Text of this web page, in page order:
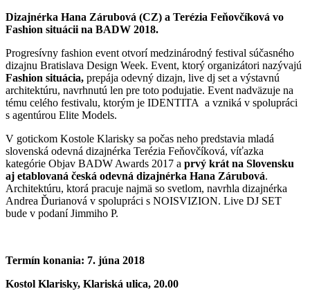
Dizajnérka Hana Zárubová (CZ) a Terézia Feňovčíková vo
Fashion situácii na BADW 2018.
Progresívny fashion event otvorí medzinárodný festival súčasného
dizajnu Bratislava Design Week. Event, ktorý organizátori nazývajú
Fashion situácia, prepája odevný dizajn, live dj set a výstavnú
architektúru, navrhnutú len pre toto podujatie. Event nadväzuje na
tému celého festivalu, ktorým je IDENTITA a vzniká v spolupráci
s agentúrou Elite Models.
V gotickom Kostole Klarisky sa počas neho predstavia mladá
slovenská odevná dizajnérka Terézia Feňovčíková, víťazka
kategórie Objav BADW Awards 2017 a prvý krát na Slovensku
aj etablovaná česká odevná dizajnérka Hana Zárubová.
Architektúru, ktorá pracuje najmä so svetlom, navrhla dizajnérka
Andrea Ďurianová v spolupráci s NOISVIZION. Live DJ SET
bude v podaní Jimmiho P.
Termín konania: 7. júna 2018
Kostol Klarisky, Klariská ulica, 20.00